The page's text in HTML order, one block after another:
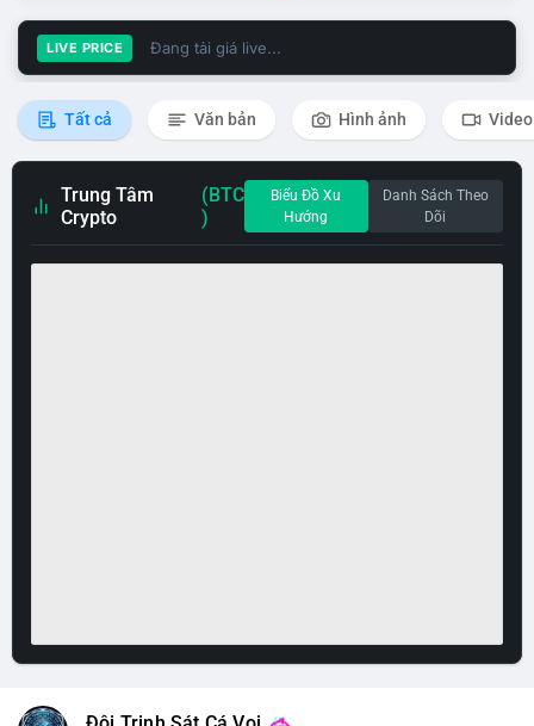
LIVE PRICE Đang tải giá live...
Tất cả Văn bản Hình ảnh Video
Trung Tâm
Crypto
(BTC
)
Biểu Đồ Xu
Hướng
Danh Sách Theo
Dõi